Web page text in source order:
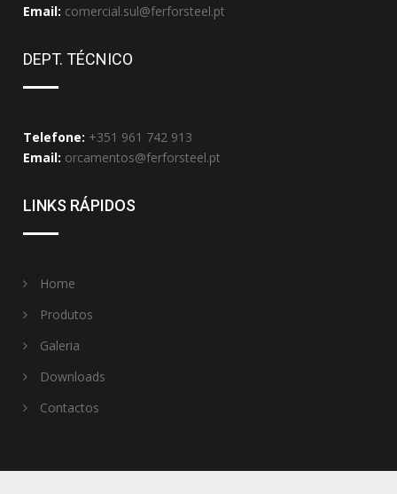
Email: comercial.sul@ferforsteel.pt
DEPT. TÉCNICO
Telefone: +351 961 742 913
Email: orcamentos@ferforsteel.pt
LINKS RÁPIDOS
Home
Produtos
Galeria
Downloads
Contactos